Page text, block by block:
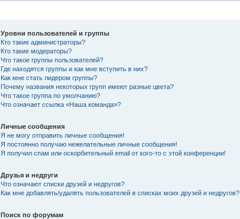
Уровни пользователей и группы
Кто такие администраторы?
Кто такие модераторы?
Что такое группы пользователей?
Где находятся группы и как мне вступить в них?
Как мне стать лидером группы?
Почему названия некоторых групп имеют разные цвета?
Что такое группа по умолчанию?
Что означает ссылка «Наша команда»?
Личные сообщения
Я не могу отправить личные сообщения!
Я постоянно получаю нежелательные личные сообщения!
Я получил спам или оскорбительный email от кого-то с этой конференции!
Друзья и недруги
Что означают списки друзей и недругов?
Как мне добавлять/удалять пользователей в списках моих друзей и недругов?
Поиск по форумам